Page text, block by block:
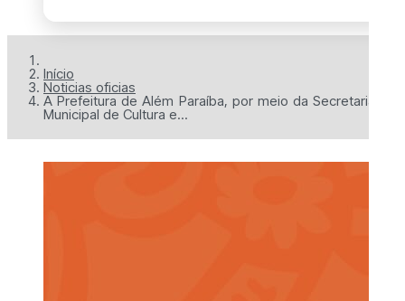
Início
Noticias oficias
A Prefeitura de Além Paraíba, por meio da Secretaria
Municipal de Cultura e...